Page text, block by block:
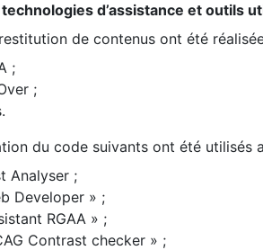
d’assistance et outils
de contenus ont été
;
;
du code suivants ont été utilisés
Analyser ;
Developer » ;
RGAA » ;
Contrast checker » ;